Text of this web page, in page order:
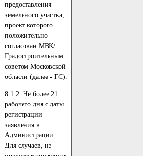
предоставления
земельного участка,
проект которого
положительно
согласован МВК/
Градостроительным
советом Московской
области (далее - ГС).
8.1.2. Не более 21
рабочего дня с даты
регистрации
заявления в
Администрации.
Для случаев, не